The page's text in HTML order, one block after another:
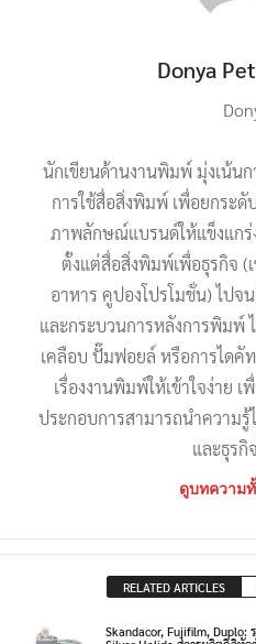
Donya
นักเขียนด้านงานพิมพ์ มุ่งเน้นก
การใช้สื่อสิ่งพิมพ์ เพื่อยกระดั
ภาพลักษณ์แบรนด์ให้แข็งแก
ตั้งแต่สื่อสิ่งพิมพ์เพื่อธุรกิจ (
อาหาร คูปองโปรโมชั่น) ไปจ
และกระบวนการหลังการพิมพ์
เคลือบ ปั๊มฟอยล์ หรือการไดคั
เรื่องงานพิมพ์ให้เข้าใจง่าย
ประกอบการสามารถนำความ
และธุรกิ
ดูบทความ
RELATED ARTICLES
Skandacor, Fujifilm,